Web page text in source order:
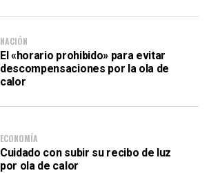
NACIÓN
El «horario prohibido» para evitar
descompensaciones por la ola de
calor
ECONOMÍA
Cuidado con subir su recibo de luz
por ola de calor